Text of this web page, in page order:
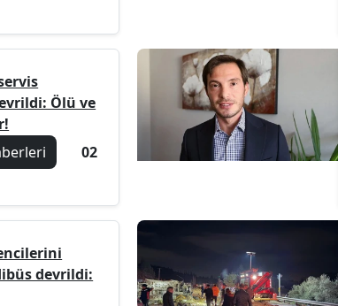
Ölü ve
02
devrildi: